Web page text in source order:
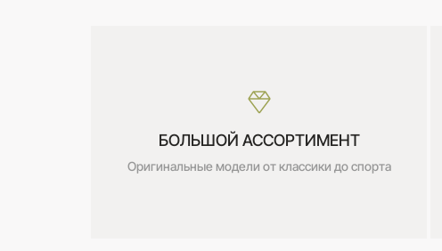
БОЛЬШОЙ АССОРТИМЕНТ
Оригинальные модели от классики до спорта